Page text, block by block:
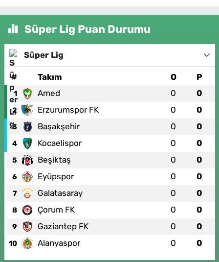
Süper Lig Puan Durumu
Süper Lig
# Takım O P
1 Amed 0 0
2 Erzurumspor FK 0 0
3 Başakşehir 0 0
4 Kocaelispor 0 0
5 Beşiktaş 0 0
6 Eyüpspor 0 0
7 Galatasaray 0 0
8 Çorum FK 0 0
9 Gaziantep FK 0 0
10 Alanyaspor 0 0